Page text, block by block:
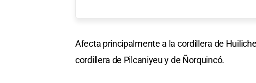
Afecta principalmente a la cordillera de
cordillera de Pilcaniyeu y de Ñorquincó.